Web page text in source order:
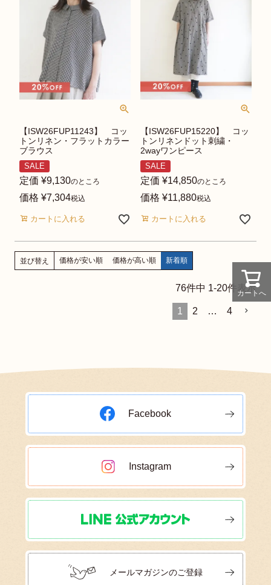
【ISW26FUP11243】 コッ
トンリネン・フラットカラー
ブラウス
SALE
定価 ¥9,130のところ
価格 ¥7,304税込
カートに入れる
【ISW26FUP15220】 コッ
トンリネンドット刺繍・
2wayワンピース
SALE
定価 ¥14,850のところ
価格 ¥11,880税込
カートに入れる
並び替え 価格が安い順 価格が高い順 新着順
76件中 1-20件表示
1 2 … 4
カートへ
Facebook
Instagram
メールマガジンのご登録